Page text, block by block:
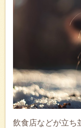
飲食店などが立ち